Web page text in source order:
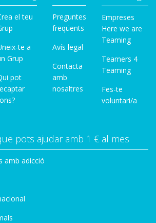
el teu
te a
Grup
pot
Preguntes
freqüents
Avís legal
Contacta
amb
nosaltres
Empreses
Here we are
Teaming
Teamers 4
Teaming
Fes-te
voluntari/a
pots ajudar amb 1 € al mes
amb adicció